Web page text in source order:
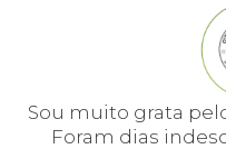
Sou muito grata
Foram dias